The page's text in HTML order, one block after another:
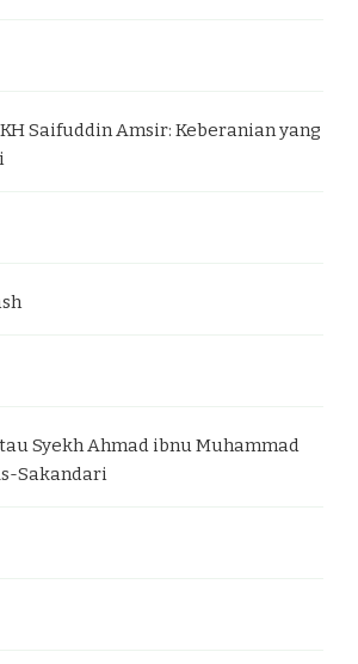
Saifuddin Amsir: Keberanian yang
Syekh Ahmad ibnu Muhammad
Sakandari